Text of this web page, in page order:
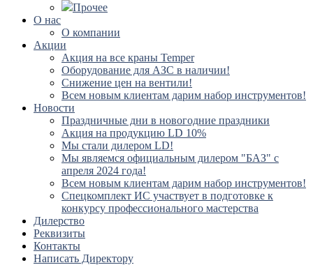
Прочее
О нас
О компании
Акции
Акция на все краны Temper
Оборудование для АЗС в наличии!
Снижение цен на вентили!
Всем новым клиентам дарим набор инструментов!
Новости
Праздничные дни в новогодние праздники
Акция на продукцию LD 10%
Мы стали дилером LD!
Мы являемся официальным дилером "БАЗ" с
апреля 2024 года!
Всем новым клиентам дарим набор инструментов!
Спецкомплект ИС участвует в подготовке к
конкурсу профессионального мастерства
Дилерство
Реквизиты
Контакты
Написать Директору